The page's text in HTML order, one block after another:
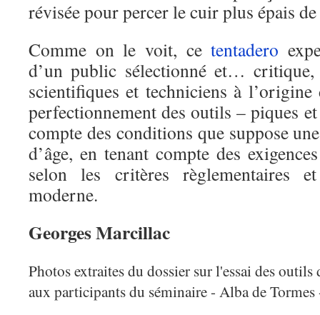
révisée pour percer le cuir plus épais
Comme on le voit, cetentadero
d’un public sélectionné et…
scientifiques et techniciens à
perfectionnement des outils – piques
compte des conditions que suppose
d’âge, en tenant compte des
selon les critères règlementaires
moderne.
Georges Marcillac
Photos extraites du dossier sur l'essai des outils
aux participants du séminaire - Alba de